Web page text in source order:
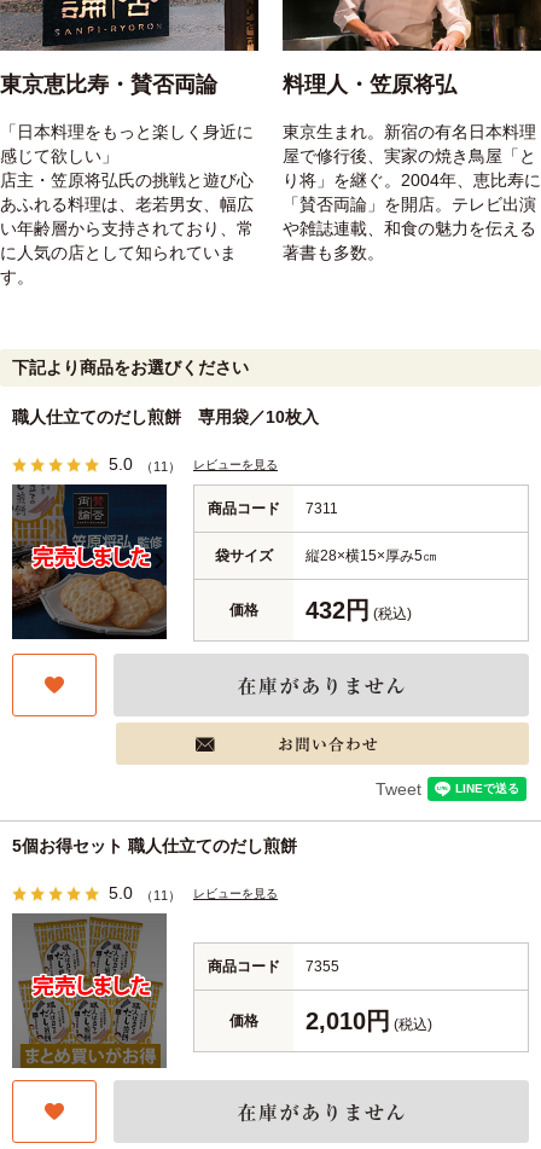
東京恵比寿・賛否両論
「日本料理をもっと楽しく身近に
感じて欲しい」
店主・笠原将弘氏の挑戦と遊び心
あふれる料理は、老若男女、幅広
い年齢層から支持されており、常
に人気の店として知られていま
す。
料理人・笠原将弘
東京生まれ。新宿の有名日本料理
屋で修行後、実家の焼き鳥屋「と
り将」を継ぐ。2004年、恵比寿に
「賛否両論」を開店。テレビ出演
や雑誌連載、和食の魅力を伝える
著書も多数。
下記より商品をお選びください
職人仕立てのだし煎餅 専用袋／10枚入
5.0 （11） レビューを見る
商品コード 7311
袋サイズ 縦28×横15×厚み5㎝
価格 432円 (税込)
Tweet
5個お得セット 職人仕立てのだし煎餅
5.0 （11） レビューを見る
商品コード 7355
価格 2,010円 (税込)